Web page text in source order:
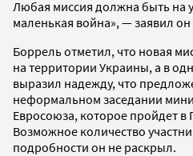
Любая миссия должна быть на
маленькая война», — заявил он
Боррель отметил, что новая
на территории Украины, а в
выразил надежду, что
неформальном заседании
Евросоюза, которое пройдет в
Возможное количество
подробности он не раскрыл.